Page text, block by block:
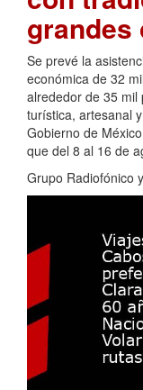
Se prevé la
económica de 32
alrededor de 35 mil
turística, artesanal
Gobierno de
que del 8 al 16 de
Grupo Radiofónico